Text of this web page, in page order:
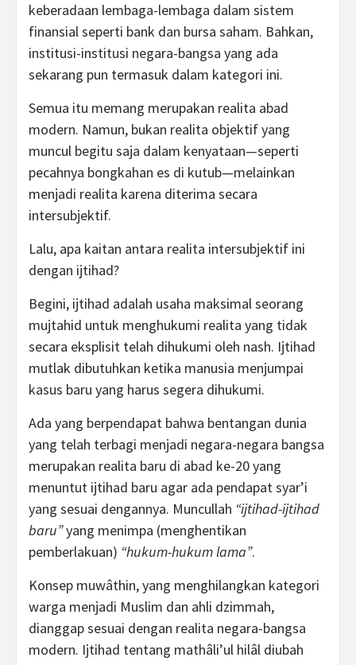
keberadaan lembaga-lembaga dalam sistem
finansial seperti bank dan bursa saham. Bahkan,
institusi-institusi negara-bangsa yang ada
sekarang pun termasuk dalam kategori ini.
Semua itu memang merupakan realita abad
modern. Namun, bukan realita objektif yang
muncul begitu saja dalam kenyataan—seperti
pecahnya bongkahan es di kutub—melainkan
menjadi realita karena diterima secara
intersubjektif.
Lalu, apa kaitan antara realita intersubjektif ini
dengan ijtihad?
Begini, ijtihad adalah usaha maksimal seorang
mujtahid untuk menghukumi realita yang tidak
secara eksplisit telah dihukumi oleh nash. Ijtihad
mutlak dibutuhkan ketika manusia menjumpai
kasus baru yang harus segera dihukumi.
Ada yang berpendapat bahwa bentangan dunia
yang telah terbagi menjadi negara-negara bangsa
merupakan realita baru di abad ke-20 yang
menuntut ijtihad baru agar ada pendapat syar’i
yang sesuai dengannya. Muncullah “ijtihad-ijtihad
baru”yang menimpa (menghentikan
pemberlakuan) “hukum-hukum lama”.
Konsep muwâthin, yang menghilangkan kategori
warga menjadi Muslim dan ahli dzimmah,
dianggap sesuai dengan realita negara-bangsa
modern. Ijtihad tentang mathâli’ul hilâl diubah